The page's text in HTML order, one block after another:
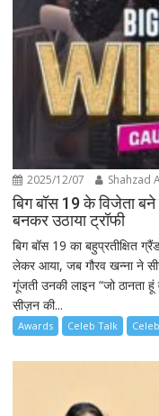
2025/12/07 Shahzad
बिग बॉस 19 के विजेता
बनकर उठाया ट्रॉफी
बिग बॉस 19 का बहुप्रतीक्षित
लेकर आया, जब गौरव खन्ना ने
गूंजती उनकी लाइन “जो ठानता
सीज़न की...
Awards Celeb Talk